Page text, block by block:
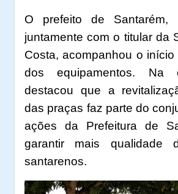
O prefeito de Santarém,
juntamente com o titular da
Costa, acompanhou o
dos equipamentos. Na
destacou que a
das praças faz parte do
ações da Prefeitura de
garantir mais qualidade
santarenos.